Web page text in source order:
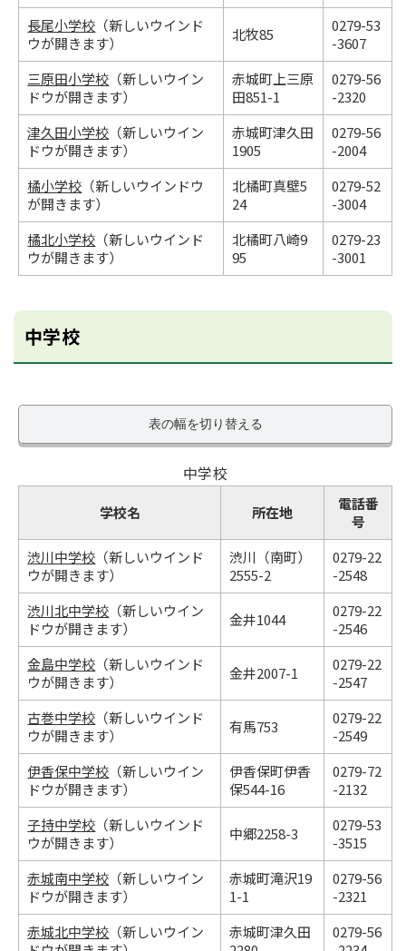
長尾小学校 （新しいウインド
ウが開きます）
北牧85
0279-53
-3607
三原田小学校 （新しいウイン
ドウが開きます）
赤城町上三原
田851-1
0279-56
-2320
津久田小学校 （新しいウイン
ドウが開きます）
赤城町津久田
1905
0279-56
-2004
橘小学校 （新しいウインドウ
が開きます）
北橘町真壁5
24
0279-52
-3004
橘北小学校 （新しいウインド
ウが開きます）
北橘町八崎9
95
0279-23
-3001
中学校
表の幅を切り替える
中学校
学校名 所在地
電話番
号
渋川中学校 （新しいウインド
ウが開きます）
渋川（南町）
2555-2
0279-22
-2548
渋川北中学校 （新しいウイン
ドウが開きます）
金井1044
0279-22
-2546
金島中学校 （新しいウインド
ウが開きます）
金井2007-1
0279-22
-2547
古巻中学校 （新しいウインド
ウが開きます）
有馬753
0279-22
-2549
伊香保中学校 （新しいウイン
ドウが開きます）
伊香保町伊香
保544-16
0279-72
-2132
子持中学校 （新しいウインド
ウが開きます）
中郷2258-3
0279-53
-3515
赤城南中学校 （新しいウイン
ドウが開きます）
赤城町滝沢19
1-1
0279-56
-2321
赤城北中学校 （新しいウイン
赤城町津久田
0279-56